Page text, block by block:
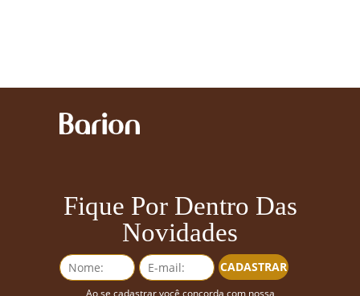
Fique Por Dentro Das
Novidades
CADASTRAR